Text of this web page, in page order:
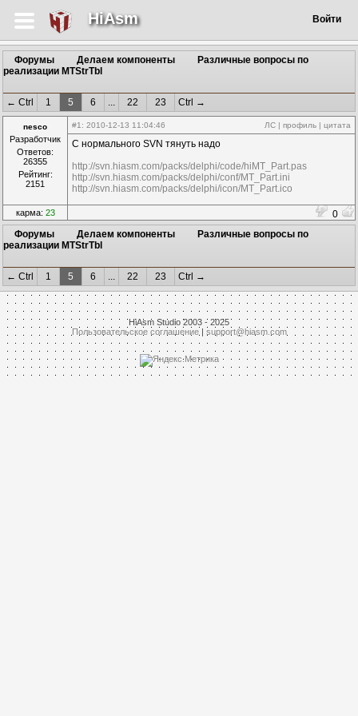
HiAsm Войти
Форумы Делаем компоненты
Различные вопросы по
реализации MTStrTbl
← Ctrl 1 5 6 ... 22 23 Ctrl →
nesco
Разработчик
Ответов:
26355
Рейтинг:
2151
#1 : 2010-12-13 11:04:46 ЛС | профиль | цитата
С нормального SVN тянуть надо
http://svn.hiasm.com/packs/delphi/code/hiMT_Part.pas
http://svn.hiasm.com/packs/delphi/conf/MT_Part.ini
http://svn.hiasm.com/packs/delphi/icon/MT_Part.ico
карма: 23
0
Форумы
Делаем компоненты
Различные вопросы по
реализации MTStrTbl
← Ctrl 1 5 6 ... 22 23 Ctrl →
HiAsm Studio 2003 - 2025
Пользовательское соглашение| support@hiasm.com